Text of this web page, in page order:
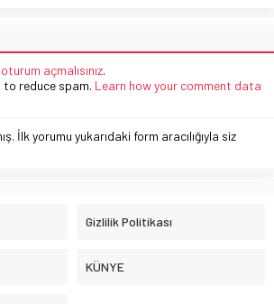
oturum açmalısınız.
reduce spam. Learn how your comment data
İlk yorumu yukarıdaki form aracılığıyla siz
Gizlilik Politikası
KÜNYE